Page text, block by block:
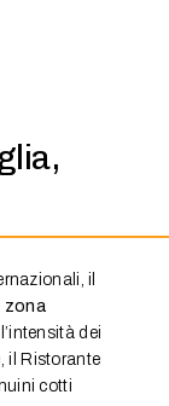
il
zona
dei
il Ristorante
cotti